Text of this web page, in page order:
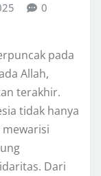
0
pada
Allah,
terakhir.
tidak hanya
Dari